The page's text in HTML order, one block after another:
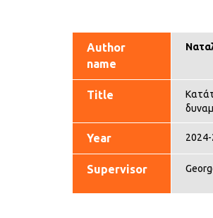
Author
name
Title
Year
Supervisor